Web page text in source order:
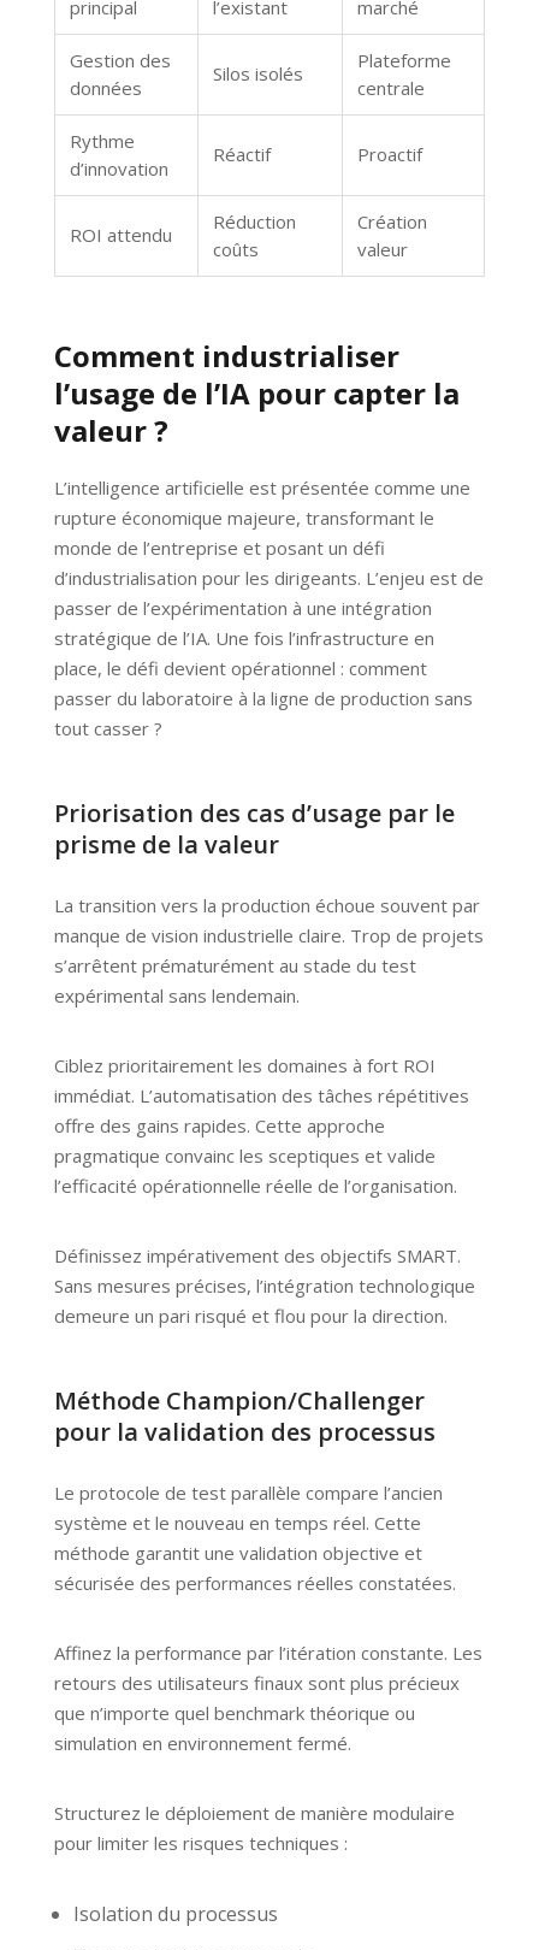
principal l’existant marché
Gestion des
données
Silos isolés
Plateforme
centrale
Rythme
d’innovation
Réactif Proactif
ROI attendu
Réduction
coûts
Création
valeur
Comment industrialiser
l’usage de l’IA pour capter la
valeur ?
L’intelligence artificielle est présentée comme une
rupture économique majeure, transformant le
monde de l’entreprise et posant un défi
d’industrialisation pour les dirigeants. L’enjeu est de
passer de l’expérimentation à une intégration
stratégique de l’IA. Une fois l’infrastructure en
place, le défi devient opérationnel : comment
passer du laboratoire à la ligne de production sans
tout casser ?
Priorisation des cas d’usage par le
prisme de la valeur
La transition vers la production échoue souvent par
manque de vision industrielle claire. Trop de projets
s’arrêtent prématurément au stade du test
expérimental sans lendemain.
Ciblez prioritairement les domaines à fort ROI
immédiat. L’automatisation des tâches répétitives
offre des gains rapides. Cette approche
pragmatique convainc les sceptiques et valide
l’efficacité opérationnelle réelle de l’organisation.
Définissez impérativement des objectifs SMART.
Sans mesures précises, l’intégration technologique
demeure un pari risqué et flou pour la direction.
Méthode Champion/Challenger
pour la validation des processus
Le protocole de test parallèle compare l’ancien
système et le nouveau en temps réel. Cette
méthode garantit une validation objective et
sécurisée des performances réelles constatées.
Affinez la performance par l’itération constante. Les
retours des utilisateurs finaux sont plus précieux
que n’importe quel benchmark théorique ou
simulation en environnement fermé.
Structurez le déploiement de manière modulaire
pour limiter les risques techniques :
Isolation du processus